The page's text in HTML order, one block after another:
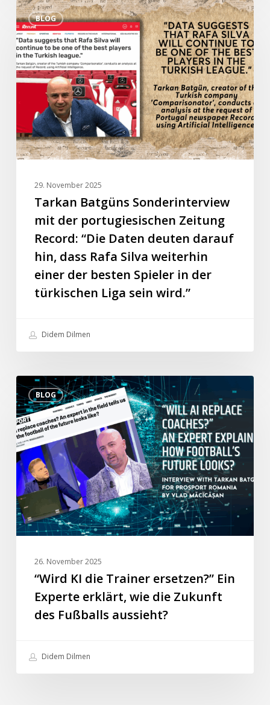
BLOG
Tarkan
Batgüns
Sonderinterview
mit
der
portugiesischen
Record:
“Die
Daten
weiterhin
Liga
sein
wird.”
29. November 2025
Tarkan Batgüns Sonderinterview
mit der portugiesischen Zeitung
Record: “Die Daten deuten darauf
hin, dass Rafa Silva weiterhin
einer der besten Spieler in der
türkischen Liga sein wird.”
Didem Dilmen
BLOG
“Wird
KI
die
Trainer
ersetzen?”
Ein
Experte
erklärt,
wie
die
26. November 2025
“Wird KI die Trainer ersetzen?” Ein
Experte erklärt, wie die Zukunft
des Fußballs aussieht?
Didem Dilmen